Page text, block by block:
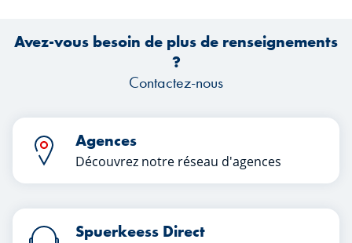
Avez-vous besoin de plus de renseignements
?
Contactez-nous
Agences
Découvrez notre réseau d'agences
Spuerkeess Direct